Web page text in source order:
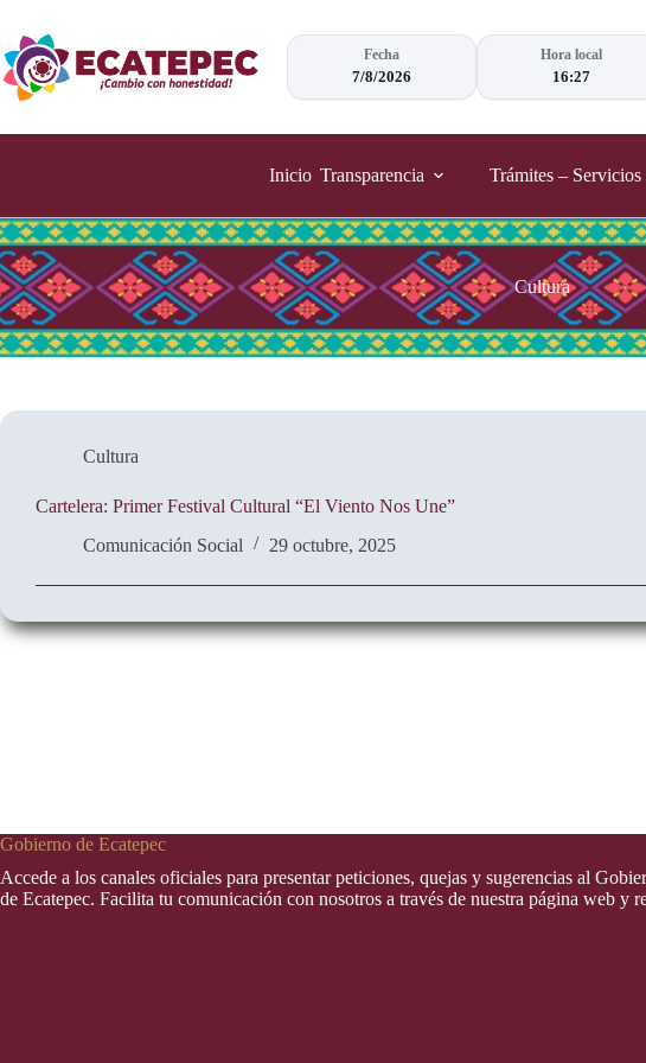
contenido
Fecha
7/8/2026
Hora local
16:27
Inicio Transparencia Trámites – Servicios
Cultura
Cultura
Cartelera: Primer Festival Cultural “El Viento Nos Une”
Comunicación Social
29 octubre, 2025
Gobierno de Ecatepec
Accede a los canales oficiales para presentar peticiones, quejas y sugerencias al
de Ecatepec. Facilita tu comunicación con nosotros a través de nuestra página web y